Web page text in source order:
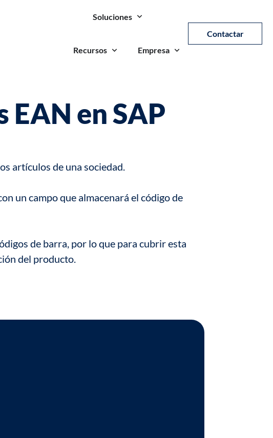
Soluciones
Recursos Empresa
Contactar
en SAP
artículos de una sociedad.
un campo que almacenará el código de
de barra, por lo que para cubrir esta
del producto.